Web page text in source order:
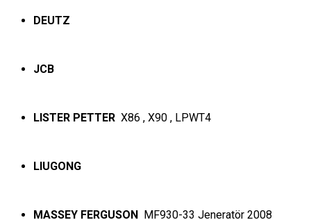
DEUTZ
JCB
LISTER PETTER X86 , X90 , LPWT4
LIUGONG
MASSEY FERGUSON MF930-33 Jeneratör 2008